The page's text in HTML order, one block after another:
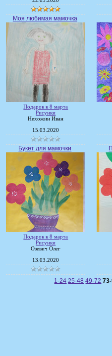
Моя любимая мамочка
Подарок к 8 марта
Рисунки
Нехожин Иван
15.03.2020
Букет для мамочки
Подарок к 8 марта
Рисунки
Озевич Олег
13.03.2020
1-24 25-48 49-72